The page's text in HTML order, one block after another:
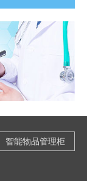
智能物品管理柜